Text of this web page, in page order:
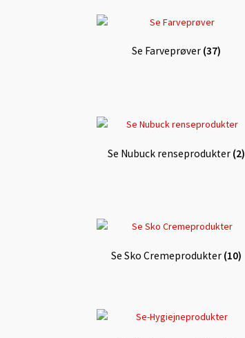
Se Farveprøver (37)
Se Nubuck renseprodukter (2)
Se Sko Cremeprodukter (10)